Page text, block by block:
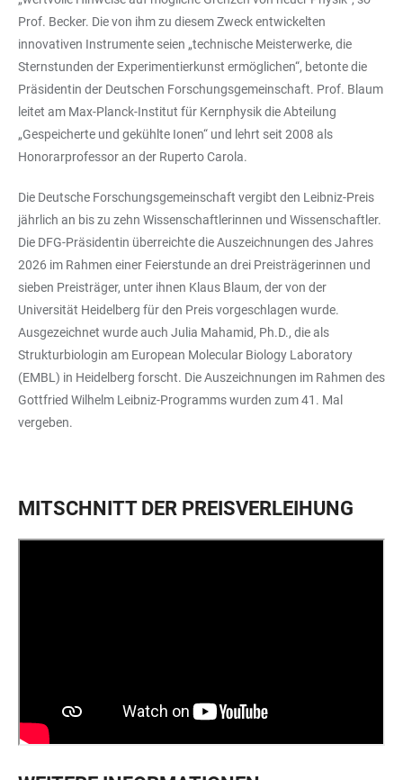
Prof. Becker. Die von ihm zu diesem Zweck entwickelten
innovativen Instrumente seien „technische Meisterwerke, die
Sternstunden der Experimentierkunst ermöglichen“, betonte die
Präsidentin der Deutschen Forschungsgemeinschaft. Prof. Blaum
leitet am Max-Planck-Institut für Kernphysik die Abteilung
„Gespeicherte und gekühlte Ionen“ und lehrt seit 2008 als
Honorarprofessor an der Ruperto Carola.
Die Deutsche Forschungsgemeinschaft vergibt den Leibniz-Preis
jährlich an bis zu zehn Wissenschaftlerinnen und Wissenschaftler.
Die DFG-Präsidentin überreichte die Auszeichnungen des Jahres
2026 im Rahmen einer Feierstunde an drei Preisträgerinnen und
sieben Preisträger, unter ihnen Klaus Blaum, der von der
Universität Heidelberg für den Preis vorgeschlagen wurde.
Ausgezeichnet wurde auch Julia Mahamid, Ph.D., die als
Strukturbiologin am European Molecular Biology Laboratory
(EMBL) in Heidelberg forscht. Die Auszeichnungen im Rahmen des
Gottfried Wilhelm Leibniz-Programms wurden zum 41. Mal
vergeben.
MITSCHNITT DER PREISVERLEIHUNG